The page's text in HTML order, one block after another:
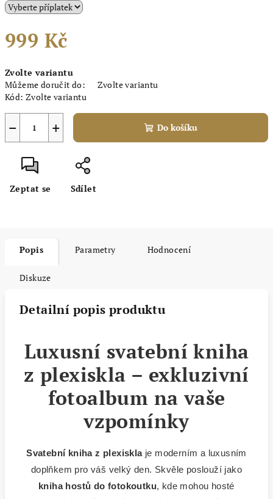
999 Kč
cena:
Zvolte variantu
Můžeme doručit do:
Zvolte variantu
Kód: Zvolte variantu
+
− Do košíku
Zeptat se Sdílet
Popis Parametry Hodnocení
Diskuze
Detailní popis produktu
Luxusní svatební kniha
z plexiskla – exkluzivní
fotoalbum na vaše
vzpomínky
Svatební kniha z plexisklaje moderním a luxusním
doplňkem pro váš velký den. Skvěle poslouží jako
kniha hostů do fotokoutku, kde mohou hosté